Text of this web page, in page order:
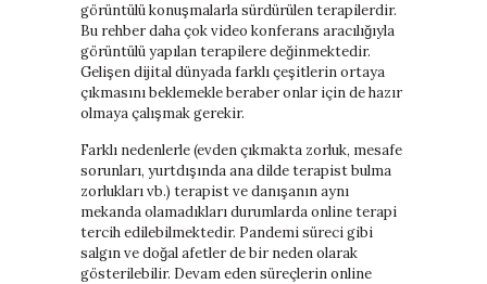
görüntülü konuşmalarla sürdürülen terapilerdir.
Bu rehber daha çok video konferans aracılığıyla
görüntülü yapılan terapilere değinmektedir.
Gelişen dijital dünyada farklı çeşitlerin ortaya
çıkmasını beklemekle beraber onlar için de hazır
olmaya çalışmak gerekir.
Farklı nedenlerle (evden çıkmakta zorluk, mesafe
sorunları, yurtdışında ana dilde terapist bulma
zorlukları vb.) terapist ve danışanın aynı
mekanda olamadıkları durumlarda online terapi
tercih edilebilmektedir. Pandemi süreci gibi
salgın ve doğal afetler de bir neden olarak
gösterilebilir. Devam eden süreçlerin online